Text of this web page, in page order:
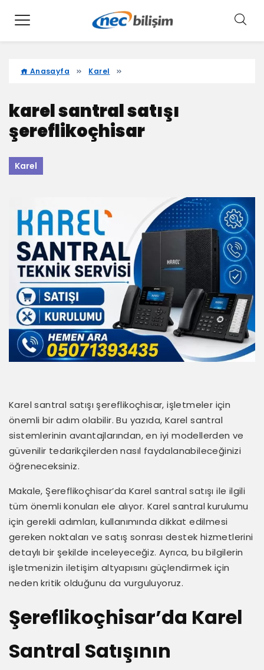
Anasayfa Karel
karel santral satışı
şereflikoçhisar
Karel
Karel santral satışı şereflikoçhisar, işletmeler için
önemli bir adım olabilir. Bu yazıda, Karel santral
sistemlerinin avantajlarından, en iyi modellerden ve
güvenilir tedarikçilerden nasıl faydalanabileceğinizi
öğreneceksiniz.
Makale, Şereflikoçhisar’da Karel santral satışı ile ilgili
tüm önemli konuları ele alıyor. Karel santral kurulumu
için gerekli adımları, kullanımında dikkat edilmesi
gereken noktaları ve satış sonrası destek hizmetlerini
detaylı bir şekilde inceleyeceğiz. Ayrıca, bu bilgilerin
işletmenizin iletişim altyapısını güçlendirmek için
neden kritik olduğunu da vurguluyoruz.
Şereflikoçhisar’da Karel
Santral Satışının